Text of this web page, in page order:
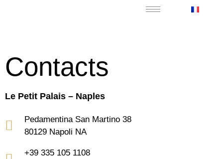
Contacts
Le Petit Palais – Naples
Pedamentina San Martino 38
80129 Napoli NA
+39 335 105 1108